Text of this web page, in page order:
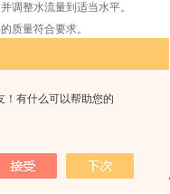
！有什么可以帮助您的
整水流量到适当水平。
量符合要求。
各部分正常工作。
的级别。
置熔炼炉的工作温度。
熔炼料，并按照规定的比例装入